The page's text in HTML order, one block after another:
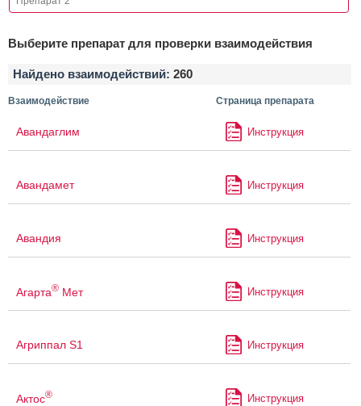
Выберите препарат для проверки взаимодействия
Найдено взаимодействий: 260
Взаимодействие Страница препарата
Авандаглим Инструкция
Авандамет Инструкция
Авандия Инструкция
Агарта® Мет Инструкция
Агриппал S1 Инструкция
Актос® Инструкция